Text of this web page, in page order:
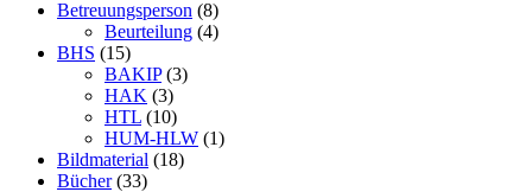
Betreuungsperson (8)
Beurteilung (4)
BHS (15)
BAKIP(3)
HAK (3)
HTL (10)
HUM-HLW (1)
Bildmaterial (18)
Bücher(33)